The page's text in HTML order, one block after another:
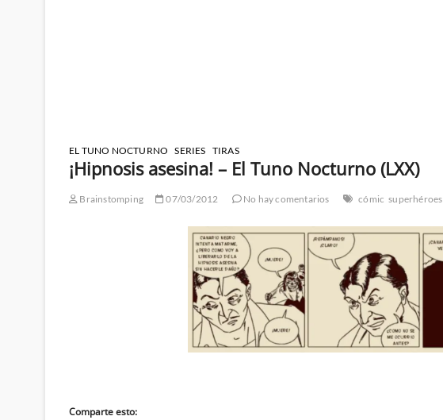
EL TUNO NOCTURNO SERIES TIRAS
¡Hipnosis asesina! – El Tuno Nocturno (LXX)
Brainstomping 07/03/2012 No hay comentarios cómic superhéroes
Comparte esto: